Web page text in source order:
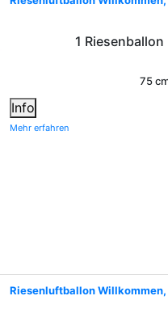
1
75
Info
Mehr erfahren
Riesenluftballon